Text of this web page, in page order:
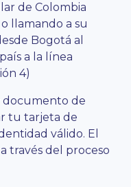
de Colombia
o llamando a su
Bogotá al
a la línea
4)
documento de
tu tarjeta de
válido. El
través del proceso